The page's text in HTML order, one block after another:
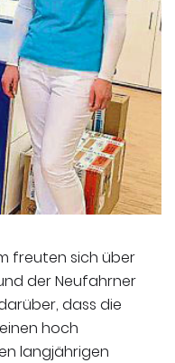
freuten sich über
der Neufahrner
dass die
hoch
langjährigen